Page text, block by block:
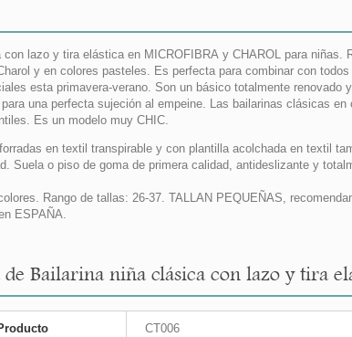
con lazo y tira elástica en MICROFIBRA y CHAROL para niñas.
y en colores pasteles. Es perfecta para combinar con
esta primavera-verano. Son un básico totalmente renovado
una perfecta sujeción al empeine. Las bailarinas clásicas
Es un modelo muy CHIC.
en textil transpirable y con plantilla acolchada en textil
Suela o piso de goma de primera calidad, antideslizante y
Rango de tallas: 26-37. TALLAN PEQUEÑAS,
ESPAÑA.
de Bailarina niña clásica con lazo y tira
CT006